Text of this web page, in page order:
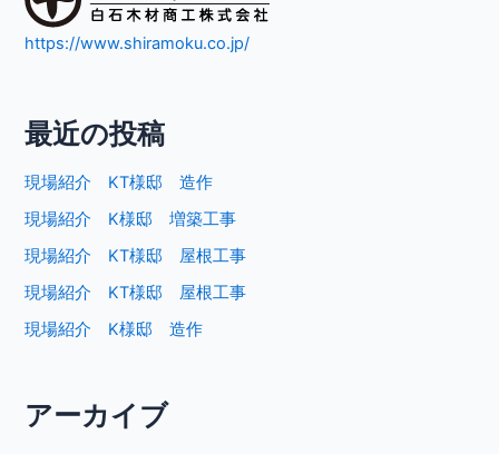
https://www.shiramoku.co.jp/
最近の投稿
現場紹介 KT様邸 造作
現場紹介 K様邸 増築工事
現場紹介 KT様邸 屋根工事
現場紹介 KT様邸 屋根工事
現場紹介 K様邸 造作
アーカイブ